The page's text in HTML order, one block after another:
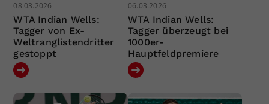
08.03.2026
WTA Indian Wells:
Tagger von Ex-
Weltranglistendritter
gestoppt
06.03.2026
WTA Indian Wells:
Tagger überzeugt bei
1000er-
Hauptfeldpremiere